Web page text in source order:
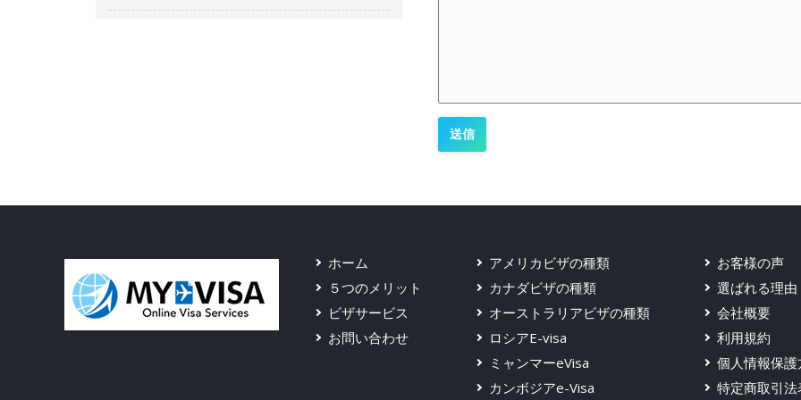
ホーム
５つのメリット
ビザサービス
お問い合わせ
アメリカビザの種類
カナダビザの種類
オーストラリアビザの種類
ロシアE-visa
ミャンマーeVisa
カンボジアe-Visa
お客様の声
選ばれる理由
会社概要
利用規約
個人情報保護
特定商取引法